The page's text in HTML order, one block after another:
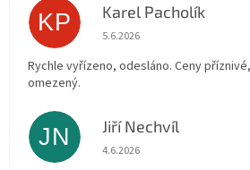
KP Karel Pacholík
Hodnocení obchodu je 4 z 5
5.6.2026
Rychle vyřízeno, odesláno. Ceny
omezený.
JN Jiří Nechvíl
Hodnocení obchodu je 5 z 5
4.6.2026